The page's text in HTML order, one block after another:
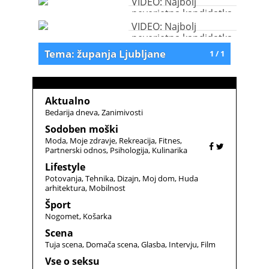
neverjetna kandidatka
za županjo v zgodovini
Slovenije
VIDEO: Najbolj
neverjetna kandidatka
za županjo v zgodovini
Slovenije
1 / 1
Tema: županja Ljubljane
Aktualno
Bedarija dneva Zanimivosti
Sodoben moški
Moda Moje zdravje Rekreacija Fitnes
Partnerski odnos Psihologija Kulinarika
Lifestyle
Potovanja Tehnika Dizajn Moj dom Huda
arhitektura Mobilnost
Šport
Nogomet Košarka
Scena
Tuja scena Domača scena Glasba Intervju Film
Vse o seksu